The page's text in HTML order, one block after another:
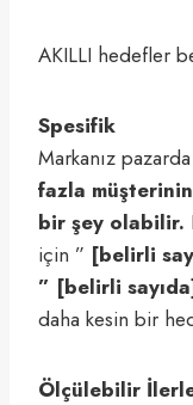
AKILLI hedefler
Spesifik
Markanız
fazla
bir şey olabilir.
için ” [belirli
” [belirli
daha kesin bir
Ölçülebilir